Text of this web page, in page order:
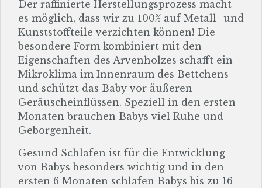
Der raffinierte Herstellungsprozess macht
es möglich, dass wir zu 100% auf Metall- und
Kunststoffteile verzichten können! Die
besondere Form kombiniert mit den
Eigenschaften des Arvenholzes schafft ein
Mikroklima im Innenraum des Bettchens
und schützt das Baby vor äußeren
Geräuscheinflüssen. Speziell in den ersten
Monaten brauchen Babys viel Ruhe und
Geborgenheit.
Gesund Schlafen ist für die Entwicklung
von Babys besonders wichtig und in den
ersten 6 Monaten schlafen Babys bis zu 16